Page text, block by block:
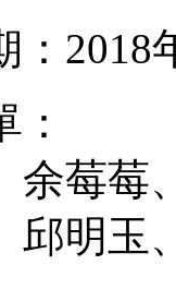
：2018
余莓莓
邱明玉